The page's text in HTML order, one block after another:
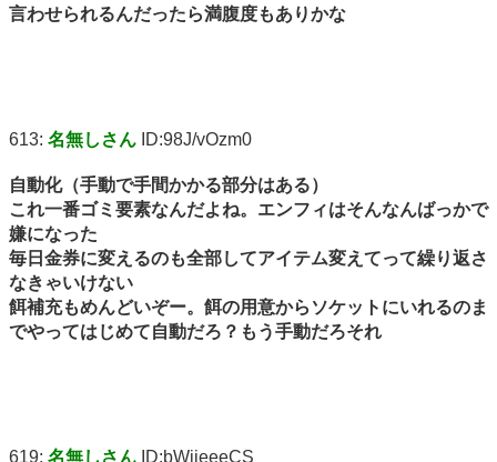
言わせられるんだったら満腹度もありかな
613: 名無しさん ID:98J/vOzm0
自動化（手動で手間かかる部分はある）
これ一番ゴミ要素なんだよね。エンフィはそんなんばっかで
嫌になった
毎日金券に変えるのも全部してアイテム変えてって繰り返さ
なきゃいけない
餌補充もめんどいぞー。餌の用意からソケットにいれるのま
でやってはじめて自動だろ？もう手動だろそれ
619: 名無しさん ID:bWiieeeCS